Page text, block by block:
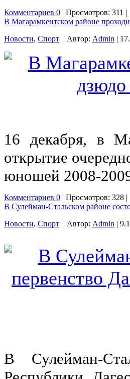
Комментариев 0 | Просмотров: 311 |
В Магарамкентском районе
Новости, Спорт | Автор: Admin |
16 декабря, в
открытие
юношей 2008-
Комментариев 0 | Просмотров: 328 |
В Сулейман-Стальском районе
Новости, Спорт | Автор: Admin |
В Сулейман-